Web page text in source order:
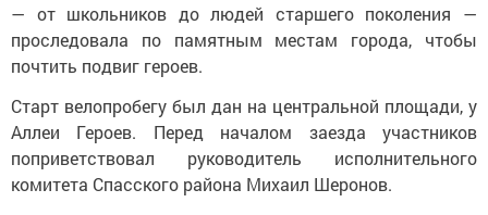
— от школьников до людей старшего поколения —
проследовала по памятным местам города, чтобы
почтить подвиг героев.
Старт велопробегу был дан на центральной площади, у
Аллеи Героев. Перед началом заезда участников
поприветствовал руководитель исполнительного
комитета Спасского района Михаил Шеронов.